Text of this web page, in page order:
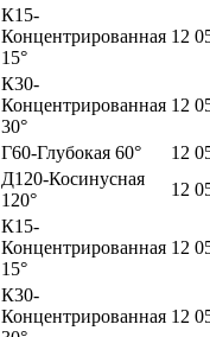
К15-
Концентрированная
15°
12
К30-
Концентрированная
30°
12
Г60-Глубокая 60°
12
Д120-Косинусная
120°
12
К15-
Концентрированная
15°
12
К30-
Концентрированная 12